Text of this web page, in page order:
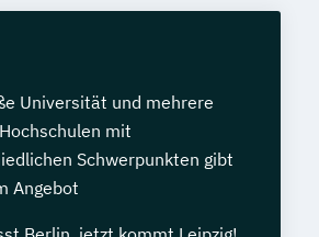
Universität und mehrere
mit
Schwerpunkten gibt
Angebot